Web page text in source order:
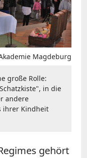
Magdeburg
große Rolle:
in die
andere
ihrer Kindheit
gehört